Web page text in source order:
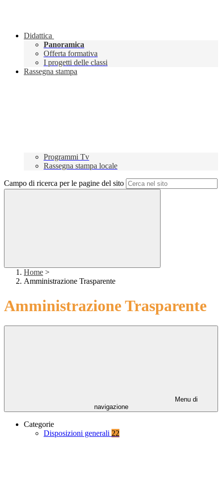
Didattica
Panoramica
Offerta formativa
I progetti delle classi
Rassegna stampa
Programmi Tv
Rassegna stampa locale
Campo di ricerca per le pagine del sito
Home >
Amministrazione Trasparente
Amministrazione Trasparente
Menu di
navigazione
Categorie
Disposizioni generali 22